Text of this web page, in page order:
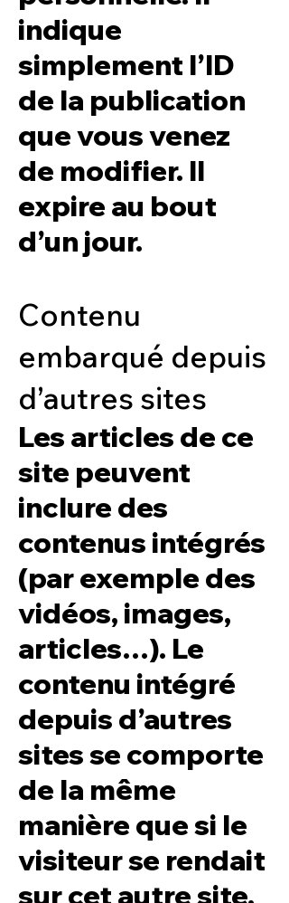
indique
simplement l’ID
de la publication
que vous venez
de modifier. Il
expire au bout
d’un jour.
Contenu
embarqué depuis
d’autres sites
Les articles de ce
site peuvent
inclure des
contenus intégrés
(par exemple des
vidéos, images,
articles…). Le
contenu intégré
depuis d’autres
sites se comporte
de la même
manière que si le
visiteur se rendait
sur cet autre site.